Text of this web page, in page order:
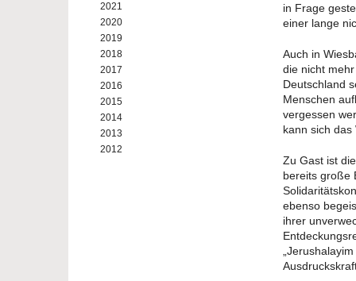
2021
2020
2019
2018
2017
2016
2015
2014
2013
2012
in Frage
einer lange
Auch in
die nicht
Deutschland
Menschen
vergessen
kann sich
Zu Gast ist
bereits große
ebenso
ihrer